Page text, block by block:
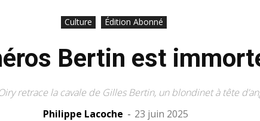
Culture Édition Abonné
Bertin est
retrace la cavale de Gilles Bertin, un blondinet à tête
Philippe Lacoche - 23 juin 2025